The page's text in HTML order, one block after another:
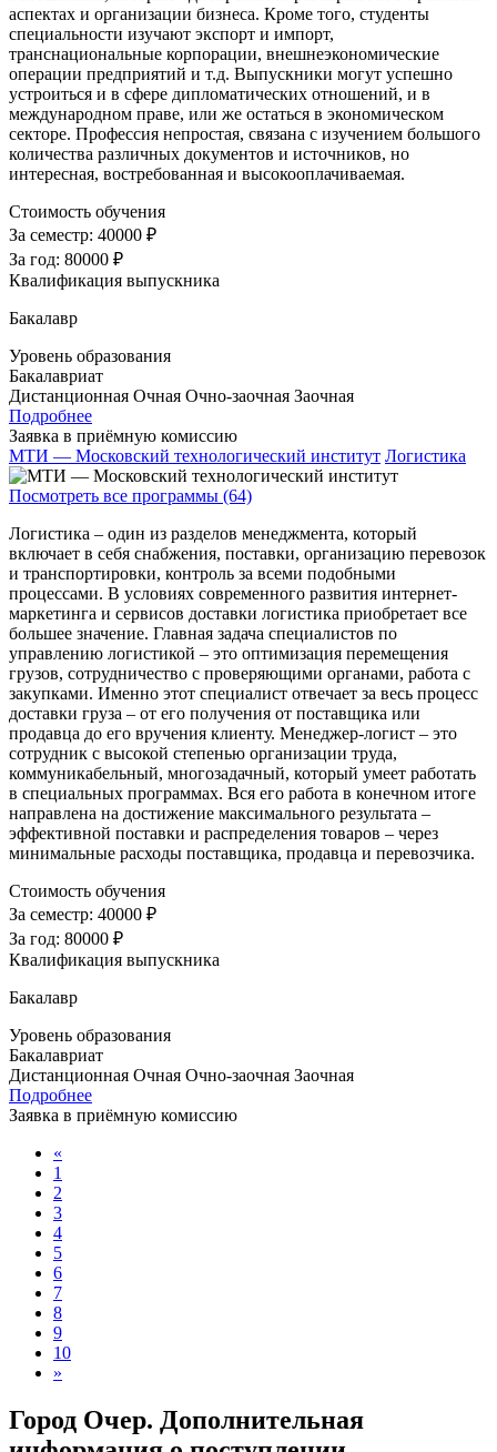
аспектах и организации бизнеса. Кроме того, студенты
специальности изучают экспорт и импорт,
транснациональные корпорации, внешнеэкономические
операции предприятий и т.д. Выпускники могут успешно
устроиться и в сфере дипломатических отношений, и в
международном праве, или же остаться в экономическом
секторе. Профессия непростая, связана с изучением большого
количества различных документов и источников, но
интересная, востребованная и высокооплачиваемая.
Стоимость обучения
За семестр: 40000 ₽
За год: 80000 ₽
Квалификация выпускника
Бакалавр
Уровень образования
Бакалавриат
Дистанционная Очная Очно-заочная Заочная
Подробнее
Заявка в приёмную комиссию
МТИ — Московский технологический институт Логистика
Посмотреть все программы (64)
Логистика – один из разделов менеджмента, который
включает в себя снабжения, поставки, организацию перевозок
и транспортировки, контроль за всеми подобными
процессами. В условиях современного развития интернет-
маркетинга и сервисов доставки логистика приобретает все
большее значение. Главная задача специалистов по
управлению логистикой – это оптимизация перемещения
грузов, сотрудничество с проверяющими органами, работа с
закупками. Именно этот специалист отвечает за весь процесс
доставки груза – от его получения от поставщика или
продавца до его вручения клиенту. Менеджер-логист – это
сотрудник с высокой степенью организации труда,
коммуникабельный, многозадачный, который умеет работать
в специальных программах. Вся его работа в конечном итоге
направлена на достижение максимального результата –
эффективной поставки и распределения товаров – через
минимальные расходы поставщика, продавца и перевозчика.
Стоимость обучения
За семестр: 40000 ₽
За год: 80000 ₽
Квалификация выпускника
Бакалавр
Уровень образования
Бакалавриат
Дистанционная Очная Очно-заочная Заочная
Подробнее
Заявка в приёмную комиссию
«
1
2
3
4
5
6
7
8
9
10
»
Город Очер. Дополнительная